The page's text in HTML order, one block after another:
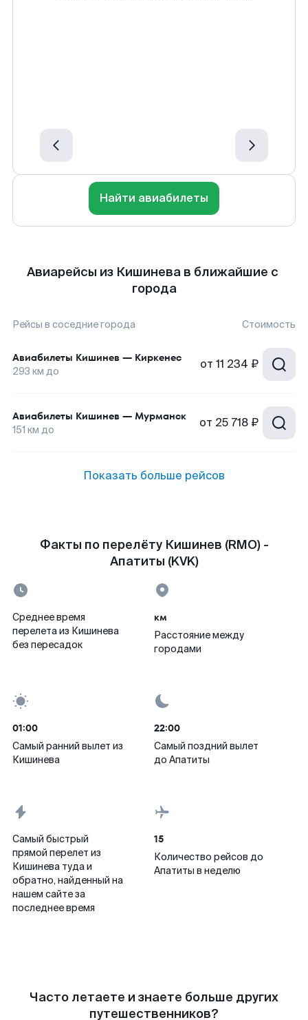
Найти авиабилеты
Авиарейсы из Кишинева в ближайшие с
города
Рейсы в соседние города Стоимость
Авиабилеты Кишинев — Киркенес
293 км до от 11 234 ₽
Авиабилеты Кишинев — Мурманск
151 км до от 25 718 ₽
Показать больше рейсов
Факты по перелёту Кишинев (RMO) -
Апатиты (KVK)
Среднее время
перелета из Кишинева
без пересадок
км
Расстояние между
городами
01:00
Самый ранний вылет из
Кишинева
22:00
Самый поздний вылет
до Апатиты
Самый быстрый
прямой перелет из
Кишинева туда и
обратно, найденный на
нашем сайте за
последнее время
15
Количество рейсов до
Апатиты в неделю
Часто летаете и знаете больше других
путешественников?